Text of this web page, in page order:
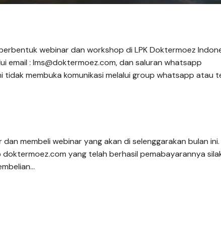
webinar dan workshop di LPK Doktermoez
email : lms@doktermoez.com, dan saluran whatsapp
membuka komunikasi melalui group whatsapp atau
membeli webinar yang akan di selenggarakan bulan
doktermoez.com yang telah berhasil pemabayarannya